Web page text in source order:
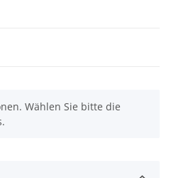
Wählen Sie bitte die